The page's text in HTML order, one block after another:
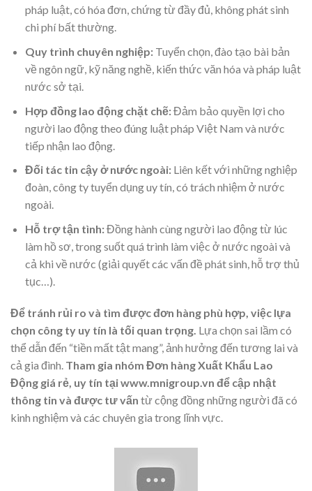
pháp luật, có hóa đơn, chứng từ đầy đủ, không phát sinh
chi phí bất thường.
Quy trình chuyên nghiệp:Tuyển chọn, đào tạo bài bản
về ngôn ngữ, kỹ năng nghề, kiến thức văn hóa và pháp luật
nước sở tại.
Hợp đồng lao động chặt chẽ:Đảm bảo quyền lợi cho
người lao động theo đúng luật pháp Việt Nam và nước
tiếp nhận lao động.
Đối tác tin cậy ở nước ngoài:Liên kết với những nghiệp
đoàn, công ty tuyển dụng uy tín, có trách nhiệm ở nước
ngoài.
Hỗ trợ tận tình:Đồng hành cùng người lao động từ lúc
làm hồ sơ, trong suốt quá trình làm việc ở nước ngoài và
cả khi về nước (giải quyết các vấn đề phát sinh, hỗ trợ thủ
tục…).
Để tránh rủi ro và tìm được đơn hàng phù hợp, việc lựa
chọn công ty uy tín là tối quan trọng. Lựa chọn sai lầm có
thể dẫn đến “tiền mất tật mang”, ảnh hưởng đến tương lai và
cả gia đình. Tham gia nhóm Đơn hàng Xuất Khẩu Lao
Động giá rẻ, uy tín tại www.mnigroup.vn để cập nhật
thông tin và được tư vấn từ cộng đồng những người đã có
kinh nghiệm và các chuyên gia trong lĩnh vực.